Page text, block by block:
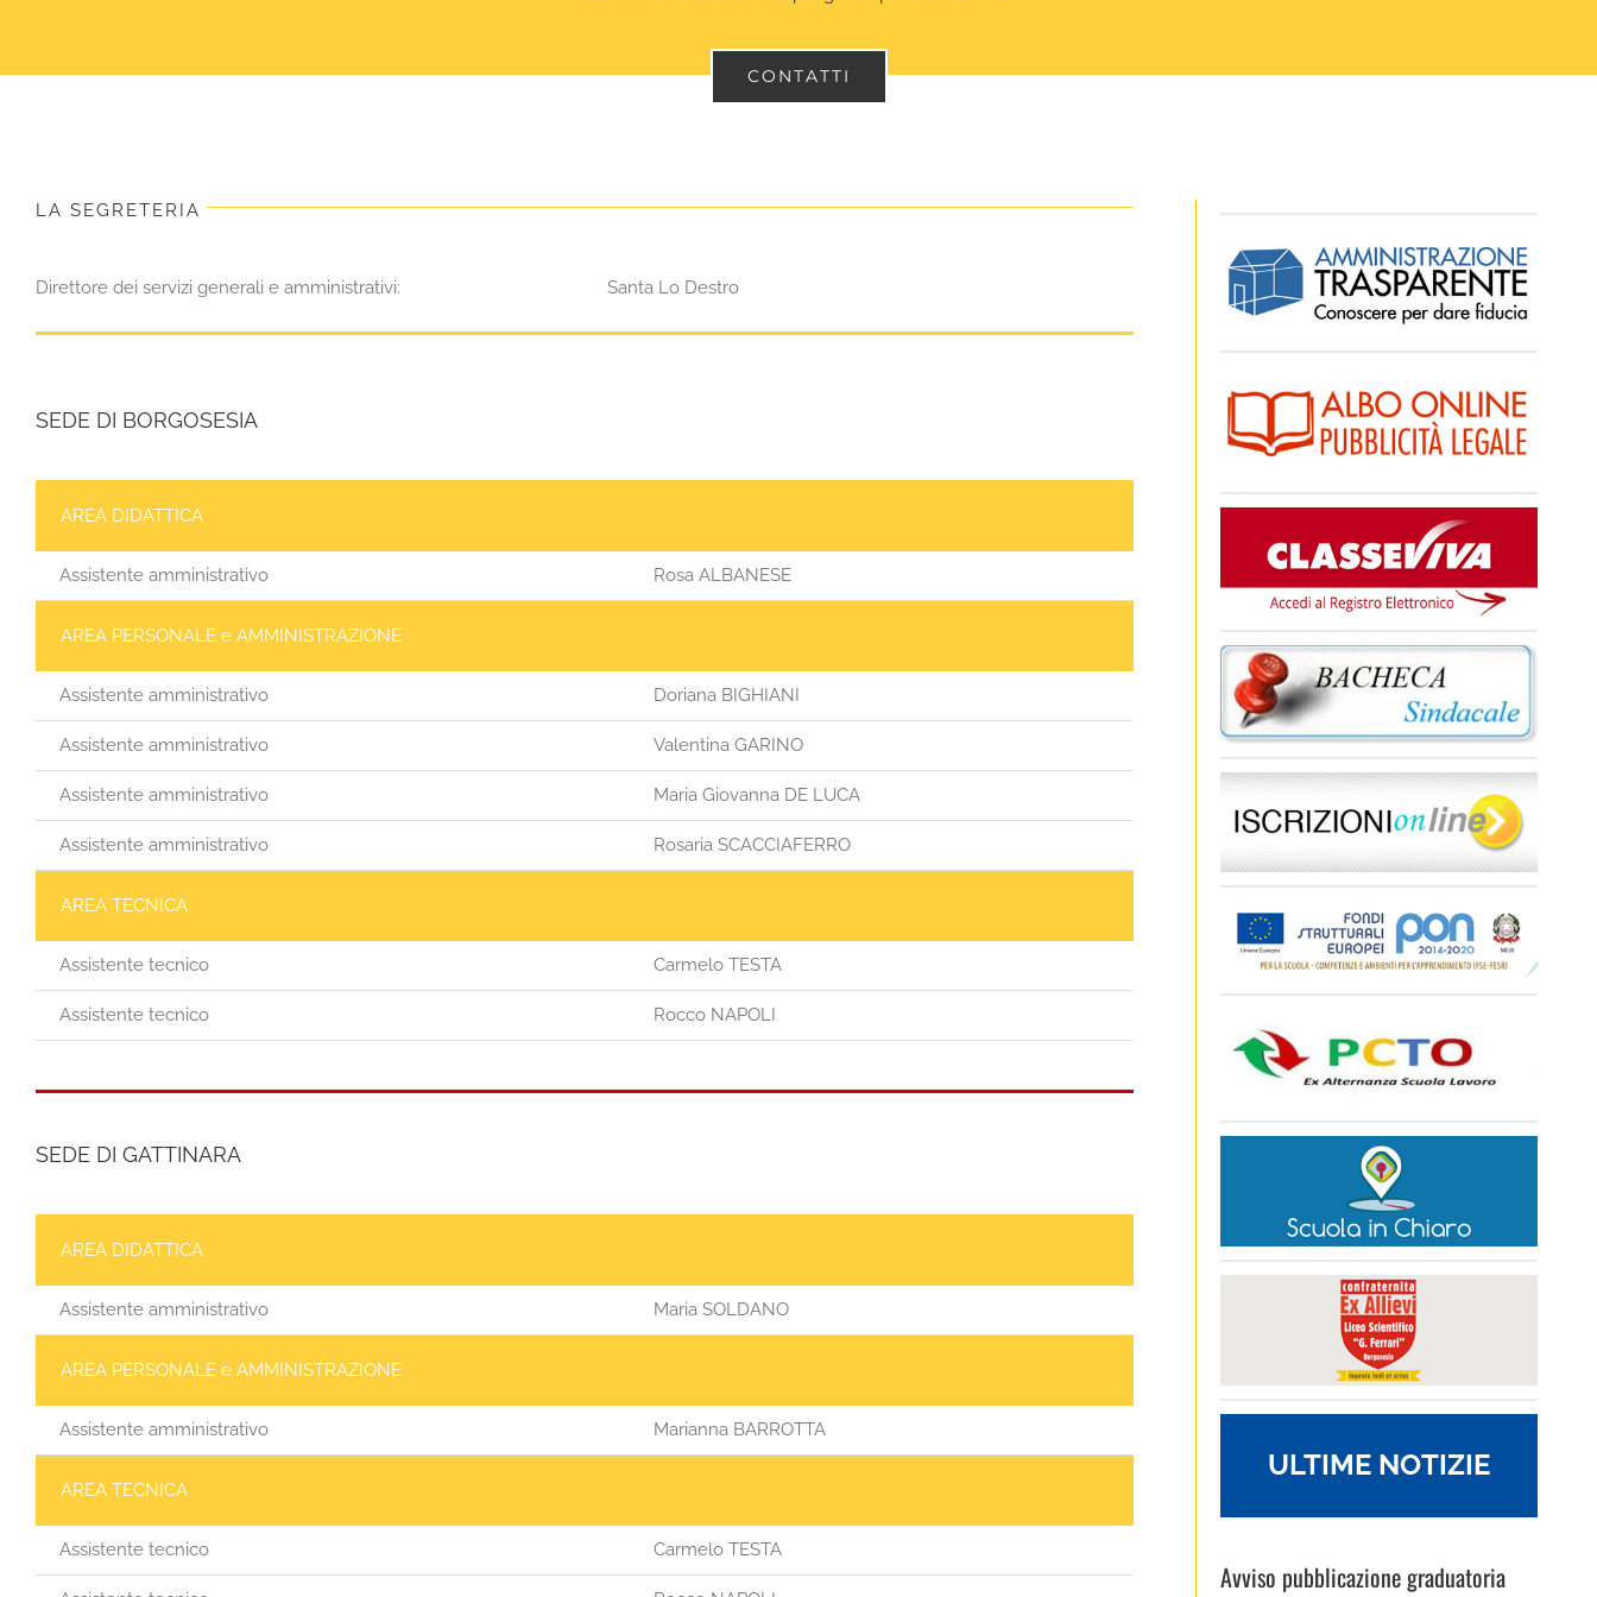
CONTATTI
LA SEGRETERIA
Direttore dei servizi generali e amministrativi: Santa Lo Destro
SEDE DI BORGOSESIA
AREA DIDATTICA
Assistente amministrativo Rosa ALBANESE
AREA PERSONALE e AMMINISTRAZIONE
Assistente amministrativo Doriana BIGHIANI
Assistente amministrativo Valentina GARINO
Assistente amministrativo Maria Giovanna DE LUCA
Assistente amministrativo Rosaria SCACCIAFERRO
AREA TECNICA
Assistente tecnico Carmelo TESTA
Assistente tecnico Rocco NAPOLI
SEDE DI GATTINARA
AREA DIDATTICA
Assistente amministrativo Maria SOLDANO
AREA PERSONALE e AMMINISTRAZIONE
Assistente amministrativo Marianna BARROTTA
AREA TECNICA
Assistente tecnico Carmelo TESTA
ULTIME NOTIZIE
Avviso pubblicazione graduatoria